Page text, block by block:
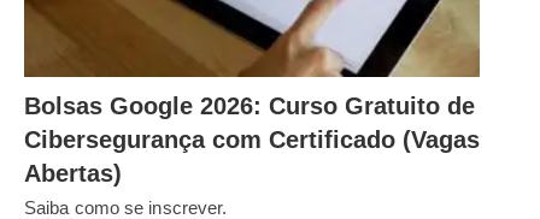
Bolsas Google 2026: Curso Gratuito de
Cibersegurança com Certificado (Vagas
Abertas)
Saiba como se inscrever.